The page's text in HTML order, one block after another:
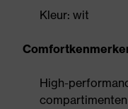
Kleur: wit
High-